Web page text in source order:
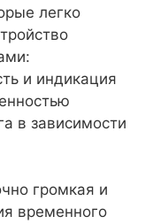
легко
и индикация
в зависимости
громкая и
временного